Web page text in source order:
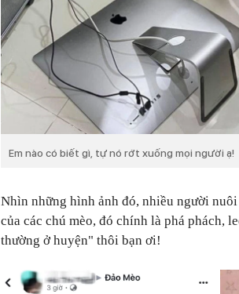
Em nào có biết gì, tự nó rớt xuống mọi người ạ!
Nhìn những hình ảnh đó, nhiều người
của các chú mèo, đó chính là phá phách,
thường ở huyện" thôi bạn ơi!